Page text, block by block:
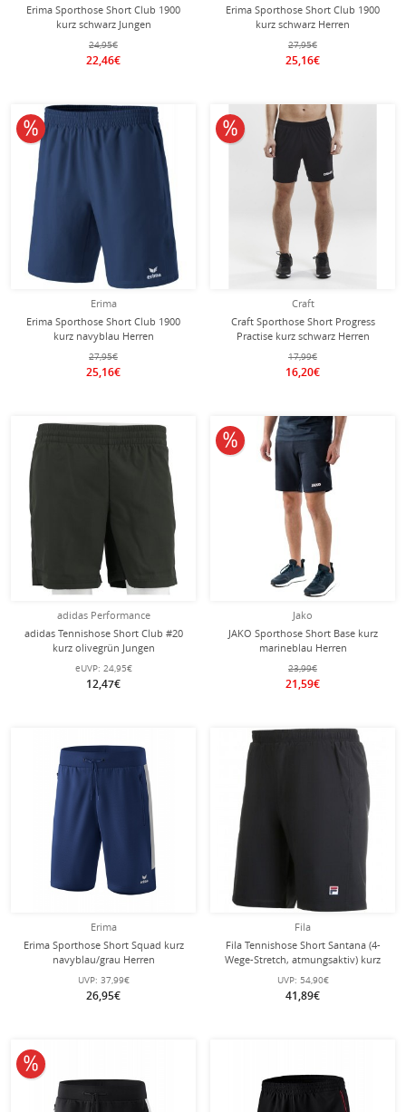
Erima Sporthose Short Club 1900
kurz schwarz Jungen
24,95€
22,46€
Erima Sporthose Short Club 1900
kurz schwarz Herren
27,95€
25,16€
Erima
Erima Sporthose Short Club 1900
kurz navyblau Herren
27,95€
25,16€
10% reduziert
Craft
Craft Sporthose Short Progress
Practise kurz schwarz Herren
17,99€
16,20€
10% reduziert
adidas Performance
adidas Tennishose Short Club #20
kurz olivegrün Jungen
eUVP: 24,95€
12,47€
Jako
JAKO Sporthose Short Base kurz
marineblau Herren
23,99€
21,59€
10% reduziert
Erima
Erima Sporthose Short Squad kurz
navyblau/grau Herren
UVP: 37,99€
26,95€
Fila
Fila Tennishose Short Santana (4-
Wege-Stretch, atmungsaktiv) kurz
schwarz Herren
UVP: 54,90€
41,89€
10% reduziert